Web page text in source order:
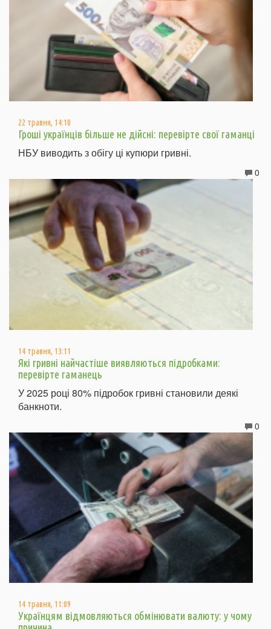
22 травня, 14:10
Гроші українців більше не дійсні: перевірте свої гаманці
НБУ виводить з обігу ці купюри гривні.
0
14 травня, 13:11
Які гривні найчастіше виявляються підробками:
перевірте гаманець
У 2025 році 80% підробок гривні становили деякі
банкноти.
0
14 травня, 11:09
Українцям відмовляються обмінювати валюту: у чому